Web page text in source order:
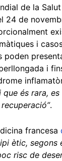
de la
24 de
i
poden
i
que és rara,
.
francesa
ètic, segons
risc de